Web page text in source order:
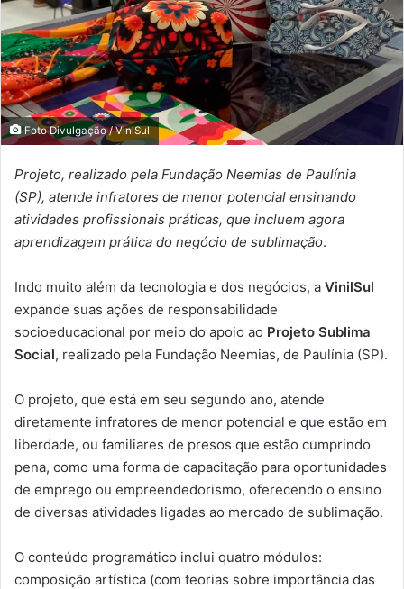
Foto Divulgação / ViniSul
Projeto, realizado pela Fundação Neemias de Paulínia
(SP), atende infratores de menor potencial ensinando
atividades profissionais práticas, que incluem agora
aprendizagem prática do negócio de sublimação.
Indo muito além da tecnologia e dos negócios, a VinilSul
expande suas ações de responsabilidade
socioeducacional por meio do apoio ao Projeto Sublima
Social, realizado pela Fundação Neemias, de Paulínia (SP).
O projeto, que está em seu segundo ano, atende
diretamente infratores de menor potencial e que estão em
liberdade, ou familiares de presos que estão cumprindo
pena, como uma forma de capacitação para oportunidades
de emprego ou empreendedorismo, oferecendo o ensino
de diversas atividades ligadas ao mercado de sublimação.
O conteúdo programático inclui quatro módulos:
composição artística (com teorias sobre importância das